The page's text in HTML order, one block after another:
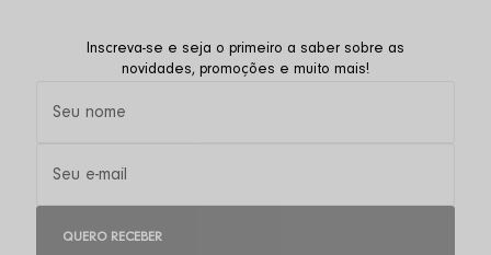
Inscreva-se e seja o primeiro a saber sobre as
novidades, promoções e muito mais!
QUERO RECEBER